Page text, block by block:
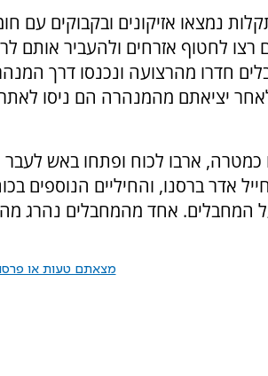
נמצאו אזיקונים ובקבוקים
רצו לחטוף אזרחים ולהעביר אותם
חדרו מהרצועה ונכנסו דרך
יציאתם מהמנהרה הם ניסו
כמטרה, ארבו לכוח ופתחו באש לעבר
אדר ברסנו, והחיליים הנוספים
המחבלים. אחד מהמחבלים נהרג
מצאתם טעות או